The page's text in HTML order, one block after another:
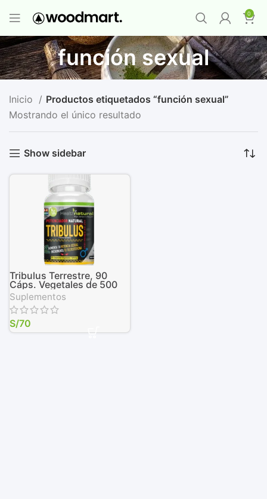
0
función sexual
Inicio
Productos etiquetados “función sexual”
Mostrando el único resultado
Show sidebar
Tribulus Terrestre, 90
Cáps. Vegetales de 500
mg
Suplementos
S/70
Premium-Compra 12 unidades y llévate 1
GRATIS ¡LO QUIERO YA